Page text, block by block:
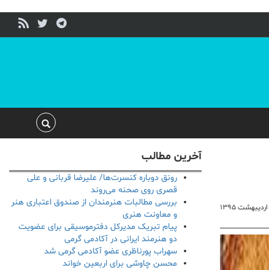
آخرین مطالب
رونق دوباره کنسرت‌ها/ علیرضا قربانی و علی
قصری روی صحنه می‌روند
بررسی مطالبات هنرمندان از صندوق اعتباری هنر
و معاونت هنری
پیام تبریک مدیرکل دفترموسیقی برای عضویت
دو هنرمند ایرانی در آکادمی گرمی
سهراب پورناظری عضو آکادمی گرمی شد
محسن چاوشی برای اربعین خواند